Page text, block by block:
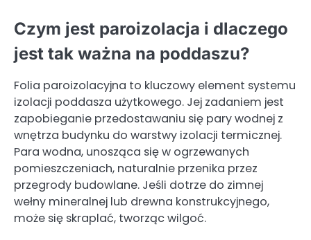
Czym jest paroizolacja i dlaczego
jest tak ważna na poddaszu?
Folia paroizolacyjna to kluczowy element systemu
izolacji poddasza użytkowego. Jej zadaniem jest
zapobieganie przedostawaniu się pary wodnej z
wnętrza budynku do warstwy izolacji termicznej.
Para wodna, unosząca się w ogrzewanych
pomieszczeniach, naturalnie przenika przez
przegrody budowlane. Jeśli dotrze do zimnej
wełny mineralnej lub drewna konstrukcyjnego,
może się skraplać, tworząc wilgoć.